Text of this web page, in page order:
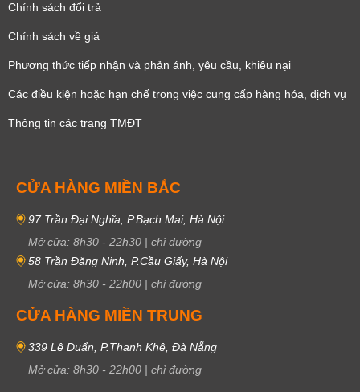
Chính sách đổi trả
Chính sách về giá
Phương thức tiếp nhận và phản ánh, yêu cầu, khiêu nại
Các điều kiện hoặc hạn chế trong việc cung cấp hàng hóa, dịch vụ
Thông tin các trang TMĐT
CỬA HÀNG MIỀN BẮC
97 Trần Đại Nghĩa, P.Bạch Mai, Hà Nội
Mở cửa: 8h30 - 22h30 | chỉ đường
58 Trần Đăng Ninh, P.Cầu Giấy, Hà Nội
Mở cửa: 8h30 - 22h00 | chỉ đường
CỬA HÀNG MIỀN TRUNG
339 Lê Duẩn, P.Thanh Khê, Đà Nẵng
Mở cửa: 8h30 - 22h00 | chỉ đường